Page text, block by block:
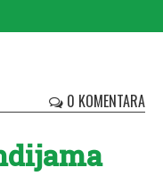
0 KOMENTARA